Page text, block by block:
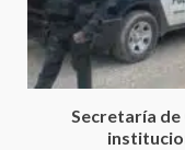
Secretaría